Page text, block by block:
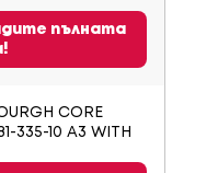
пълната
CORE
335-10 A3 WITH